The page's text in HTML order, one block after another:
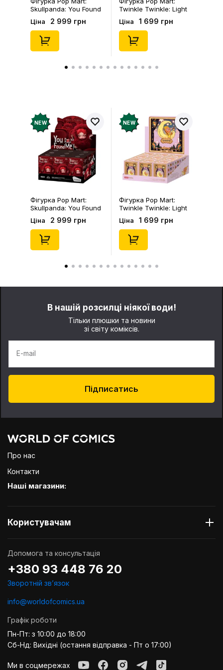
Skullpanda: You Found
Me!: Plush Doll Pendant
Series (Blind Box: 1 з
10) (Secret Edition),
(29347)
Ціна 2 999 грн
Twinkle Twinkle: Light
Up: Scene Sets Series
(Blind Box: 1 з 10)
(Secret Edition),
(21372)
Ціна 1 699 грн
NEW
Фігурка Pop Mart:
Skullpanda: You Found
Me!: Plush Doll Pendant
Series (Blind Box: 1 з
10) (Secret Edition),
(29347)
Ціна 2 999 грн
NEW
Фігурка Pop Mart:
Twinkle Twinkle: Light
Up: Scene Sets Series
(Blind Box: 1 з 10)
(Secret Edition),
(21372)
Ціна 1 699 грн
В нашій розсилці ніякої води!
Тільки плюшки та новини
зі світу коміксів.
E-mail
Підписатись
Про нас
Контакти
Наші магазини:
Користувачам
Допомога та консультація
+380 93 448 76 20
Зворотній звʼязок
info@worldofcomics.ua
Графік роботи
Пн-Пт: з 10:00 до 18:00
Сб-Нд: Вихідні (остання відправка - Пт о 17:00)
Ми в соцмережах